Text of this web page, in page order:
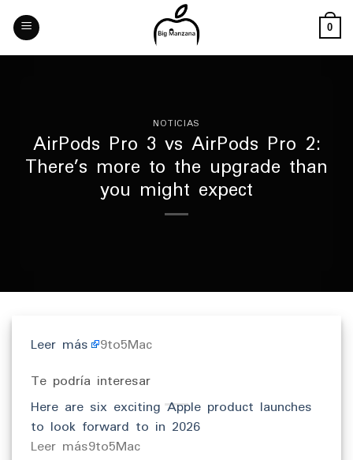
Skip
content
0
NOTICIAS
AirPods Pro 3 vs AirPods Pro 2:
There’s more to the upgrade than
you might expect
Leer más 9to5Mac
Te podría interesar
Here are six exciting Apple product launches
to look forward to in 2026
​Leer más9to5Mac